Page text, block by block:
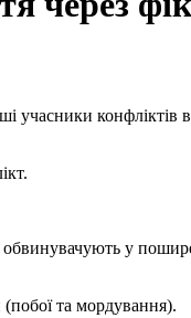
та мордування).